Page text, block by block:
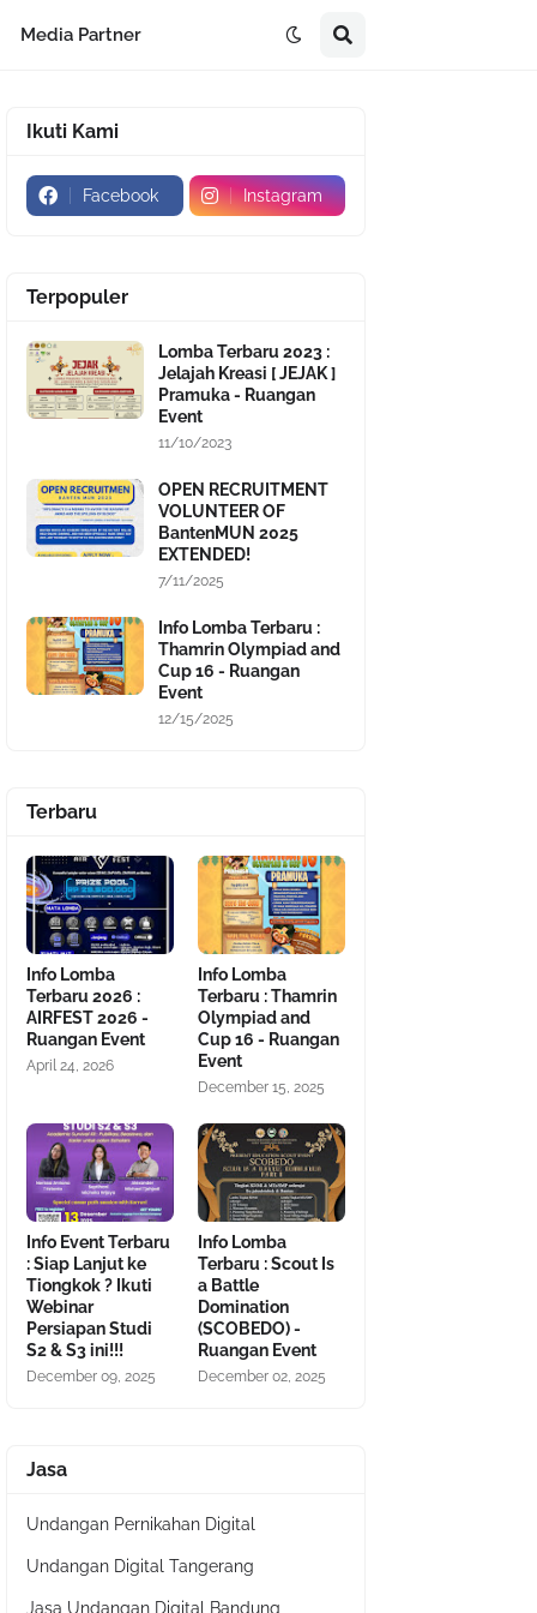
Media Partner
Ikuti Kami
Facebook Instagram
Terpopuler
Lomba Terbaru 2023 :
Jelajah Kreasi [ JEJAK ]
Pramuka - Ruangan
Event
11/10/2023
OPEN RECRUITMENT
VOLUNTEER OF
BantenMUN 2025
EXTENDED!
7/11/2025
Info Lomba Terbaru :
Thamrin Olympiad and
Cup 16 - Ruangan
Event
12/15/2025
Terbaru
Info Lomba
Terbaru 2026 :
AIRFEST 2026 -
Ruangan Event
April 24, 2026
Info Lomba
Terbaru : Thamrin
Olympiad and
Cup 16 - Ruangan
Event
December 15, 2025
Info Event Terbaru
: Siap Lanjut ke
Tiongkok ? Ikuti
Webinar
Persiapan Studi
S2 & S3 ini!!!
December 09, 2025
Info Lomba
Terbaru : Scout Is
a Battle
Domination
(SCOBEDO) -
Ruangan Event
December 02, 2025
Jasa
Undangan Pernikahan Digital
Undangan Digital Tangerang
Jasa Undangan Digital Bandung